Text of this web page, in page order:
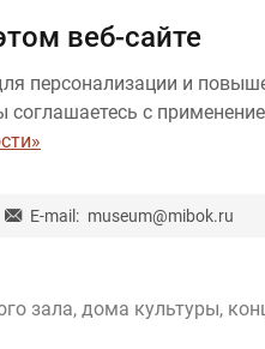
веб-сайте
персонализации и
с
E-mail: museum@mibok.ru
зала, дома культуры,